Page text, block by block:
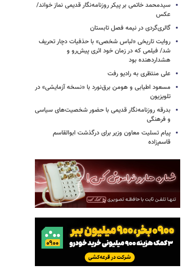
سیدمحمد خاتمی بر پیکر روزنامه‌نگار قدیمی نماز خواند/
عکس
گالری‌گردی در نیمه فصل تابستان
روایت تاریخی «لباس شخصی» با حذفیات دچار تحریف
شد/ فیلمی که در زمان خود اثری پیش‌رو و
هشداردهنده بود
علی منتظری به رادیو رفت
مسعود اطیابی و هومن برق‌نورد با «نسخه آزمایشی» در
تلویزیون
بدرقه روزنامه‌نگار قدیمی با حضور شخصیت‌های سیاسی
و فرهنگی
پیام تسلیت معاون وزیر برای درگذشت ابوالقاسم
قاسم‌زاده